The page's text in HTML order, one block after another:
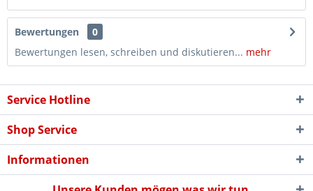
Bewertungen
0
Bewertungen lesen, schreiben und diskutieren... mehr
Service Hotline
Shop Service
Informationen